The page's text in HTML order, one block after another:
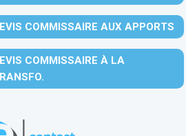
COMMISSAIRE AUX APPORTS
COMMISSAIRE À LA